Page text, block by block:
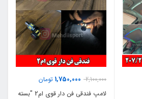
2,100,000
1,750,000 تومان
لامپ فندقی فن دار قوی ام2 "بسته